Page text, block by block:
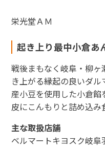
栄光堂ＡＭ
起き上り最中小倉あ
戦後まもなく岐阜・柳
き上がる縁起の良いダ
産小豆を使用した小倉
皮にこんもりと詰め込み
主な取扱店舗
ベルマートキヨスク岐阜